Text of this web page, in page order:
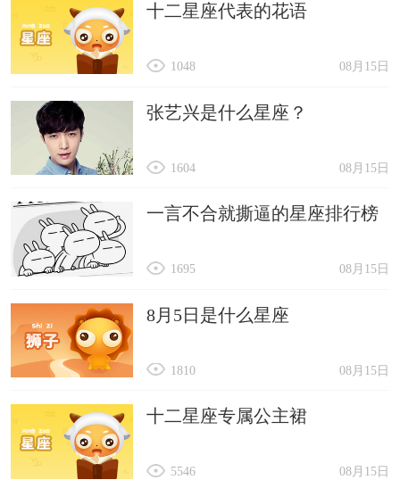
十二星座代表的花语
08月15日
1048
张艺兴是什么星座？
08月15日
1604
一言不合就撕逼的星座排行榜
08月15日
1695
8月5日是什么星座
08月15日
1810
十二星座专属公主裙
08月15日
5546